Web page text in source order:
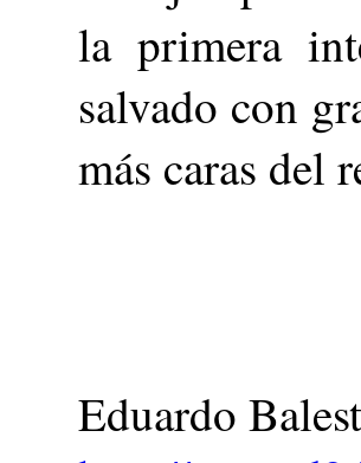
la primera
salvado con
más caras del
Eduardo